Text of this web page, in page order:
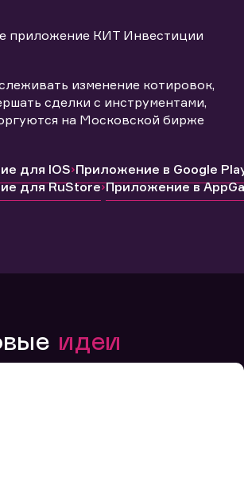
приложение КИТ Инвестиции
изменение котировок,
сделки с инструментами,
на Московской бирже
для IOS Приложение в Google
для RuStore Приложение в
идеи